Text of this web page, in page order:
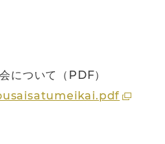
について（PDF）